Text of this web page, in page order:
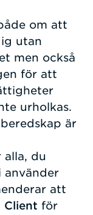
om att
utan
men också
för att
urholkas.
är
alla, du
använder
att
Client för